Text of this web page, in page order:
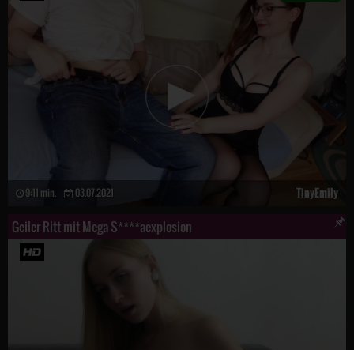
9:11 min. 03.07.2021 TinyEmily
Geiler Ritt mit Mega S****aexplosion